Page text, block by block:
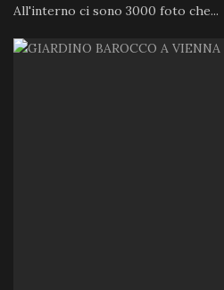
All'interno ci sono 3000 foto che...